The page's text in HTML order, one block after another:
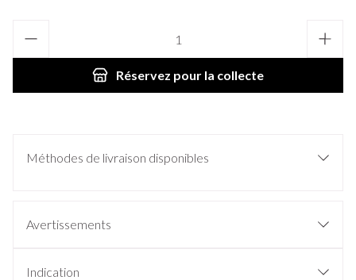
Réservez pour la collecte
Méthodes de livraison disponibles
Avertissements
Indication